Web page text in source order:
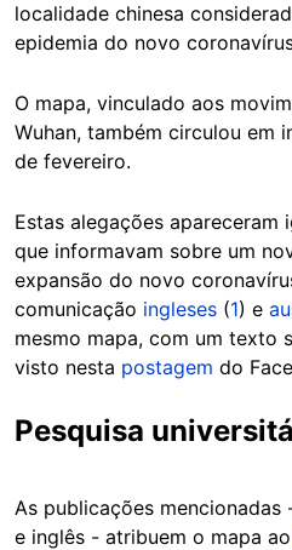
localidade chinesa
epidemia do novo
O mapa, vinculado aos
Wuhan, também circulou em
de fevereiro.
Estas alegações apareceram
que informavam sobre um
expansão do novo
comunicação ingleses (1) e
mesmo mapa, com um texto
visto nesta postagem do
Pesquisa
As publicações mencionadas
e inglês - atribuem o mapa ao